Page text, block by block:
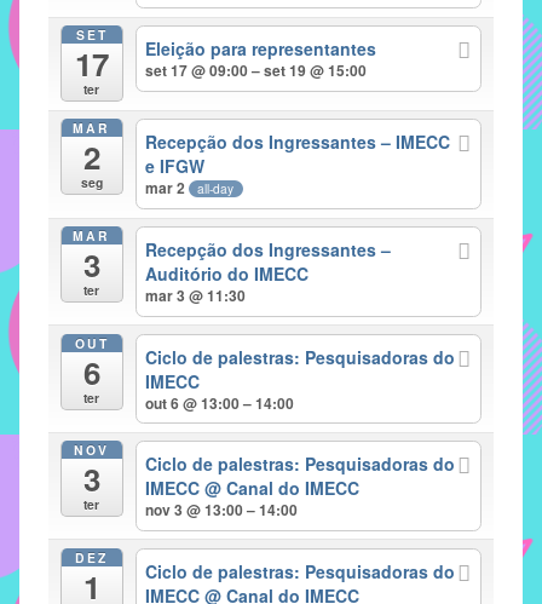
como
atribuição
implementar
mecanismos
proporcionem
fortalecimento
sociais
profissionais
alunos,
professores
SET
17
ter
Eleição para representantes
set 17 @ 09:00 – set 19 @ 15:00
MAR
2
seg
Recepção dos Ingressantes – IMECC
e IFGW
mar 2 all-day
MAR
3
ter
Recepção dos Ingressantes –
Auditório do IMECC
mar 3 @ 11:30
OUT
6
ter
Ciclo de palestras: Pesquisadoras do
IMECC
out 6 @ 13:00 – 14:00
NOV
3
ter
Ciclo de palestras: Pesquisadoras do
IMECC@ Canal do IMECC
nov 3 @ 13:00 – 14:00
DEZ
1
Ciclo de palestras: Pesquisadoras do
IMECC@ Canal do IMECC